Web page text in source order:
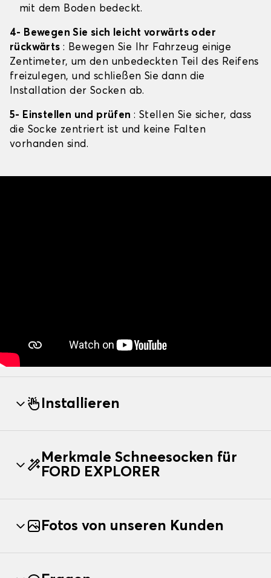
mit dem Boden bedeckt.
4- Bewegen Sie sich leicht vorwärts oder
rückwärts: Bewegen Sie Ihr Fahrzeug einige
Zentimeter, um den unbedeckten Teil des Reifens
freizulegen, und schließen Sie dann die
Installation der Socken ab.
5- Einstellen und prüfen : Stellen Sie sicher, dass
die Socke zentriert ist und keine Falten
vorhanden sind.
Installieren
Merkmale Schneesocken für
FORD EXPLORER
Fotos von unseren Kunden